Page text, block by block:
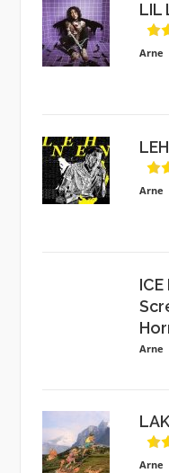
LIL
Arne
Arne
Arne
Arne